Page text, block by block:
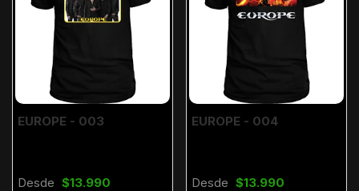
EUROPE - 003
Desde $13.990
EUROPE - 004
Desde $13.990